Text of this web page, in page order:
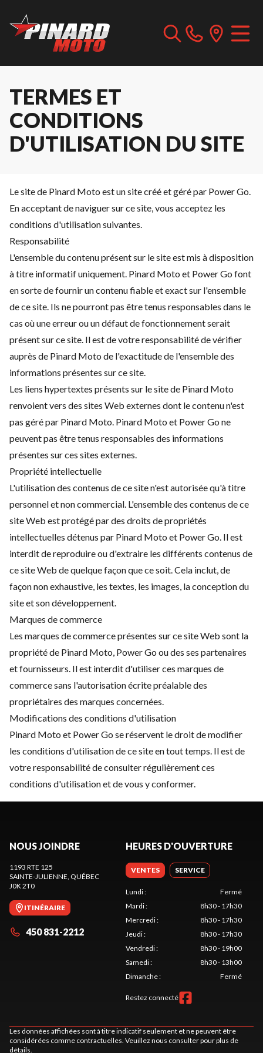
TERMES ET
CONDITIONS
D'UTILISATION DU SITE
Le site de Pinard Moto est un site créé et géré par Power Go.
En acceptant de naviguer sur ce site, vous acceptez les
conditions d'utilisation suivantes.
Responsabilité
L'ensemble du contenu présent sur le site est mis à disposition
à titre informatif uniquement. Pinard Moto et Power Go font
en sorte de fournir un contenu fiable et exact sur l'ensemble
de ce site. Ils ne pourront pas être tenus responsables dans le
cas où une erreur ou un défaut de fonctionnement serait
présent sur ce site. Il est de votre responsabilité de vérifier
auprès de Pinard Moto de l'exactitude de l'ensemble des
informations présentes sur ce site.
Les liens hypertextes présents sur le site de Pinard Moto
renvoient vers des sites Web externes dont le contenu n'est
pas géré par Pinard Moto. Pinard Moto et Power Go ne
peuvent pas être tenus responsables des informations
présentes sur ces sites externes.
Propriété intellectuelle
L'utilisation des contenus de ce site n'est autorisée qu'à titre
personnel et non commercial. L'ensemble des contenus de ce
site Web est protégé par des droits de propriétés
intellectuelles détenus par Pinard Moto et Power Go. Il est
interdit de reproduire ou d'extraire les différents contenus de
ce site Web de quelque façon que ce soit. Cela inclut, de
façon non exhaustive, les textes, les images, la conception du
site et son développement.
Marques de commerce
Les marques de commerce présentes sur ce site Web sont la
propriété de Pinard Moto, Power Go ou des ses partenaires
et fournisseurs. Il est interdit d'utiliser ces marques de
commerce sans l'autorisation écrite préalable des
propriétaires des marques concernées.
Modifications des conditions d'utilisation
Pinard Moto et Power Go se réservent le droit de modifier
les conditions d'utilisation de ce site en tout temps. Il est de
votre responsabilité de consulter régulièrement ces
conditions d'utilisation et de vous y conformer.
NOUS JOINDRE
1193 RTE 125
SAINTE-JULIENNE, QUÉBEC
J0K 2T0
ITINÉRAIRE
450 831-2212
HEURES D'OUVERTURE
VENTES SERVICE
Lundi:
Fermé
Mardi:
8h30 - 17h30
Mercredi:
8h30 - 17h30
Jeudi:
8h30 - 17h30
Vendredi:
8h30 - 19h00
Samedi:
8h30 - 13h00
Dimanche: Fermé
Restez connecté
Les données affichées sont à titre indicatif seulement et ne peuvent être
considérées comme contractuelles. Veuillez nous consulter pour plus de
détails.